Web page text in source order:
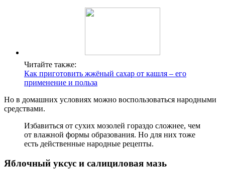
Читайте также:
Как приготовить жжёный сахар от кашля – его
применение и польза
Но в домашних условиях можно воспользоваться народными
средствами.
Избавиться от сухих мозолей гораздо сложнее, чем
от влажной формы образования. Но для них тоже
есть действенные народные рецепты.
Яблочный уксус и салициловая мазь